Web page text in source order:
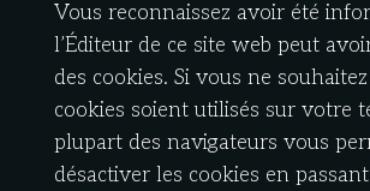
Vous reconnaissez avoir été
l’Éditeur de ce site web peut
des cookies. Si vous ne
cookies soient utilisés sur votre
plupart des navigateurs vous
désactiver les cookies en